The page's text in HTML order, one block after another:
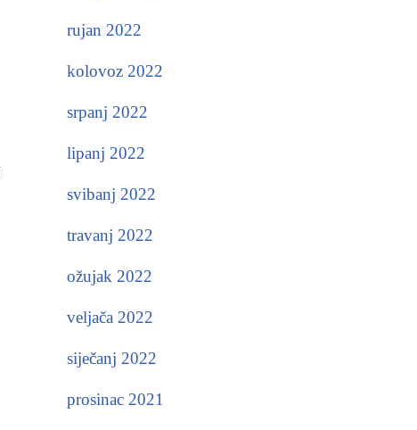
rujan 2022
kolovoz 2022
srpanj 2022
lipanj 2022
svibanj 2022
travanj 2022
ožujak 2022
veljača 2022
siječanj 2022
prosinac 2021